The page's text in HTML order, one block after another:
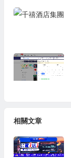
相關文章